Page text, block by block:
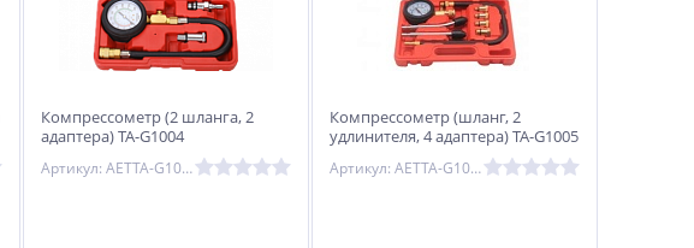
Компрессометр (2 шланга, 2
адаптера) TA-G1004
Артикул: AETTA-G1004
Компрессометр (шланг, 2
удлинителя, 4 адаптера) TA-G1005
Артикул: AETTA-G1005